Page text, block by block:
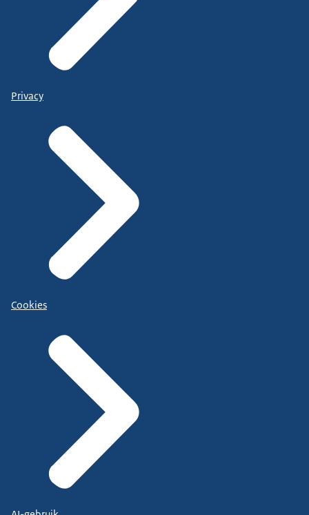
Privacy
Cookies